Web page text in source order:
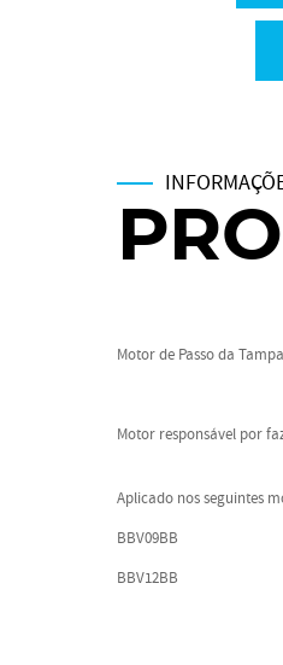
Motor de Passo da
Motor responsável por
Aplicado nos seguintes
BBV09BB
BBV12BB